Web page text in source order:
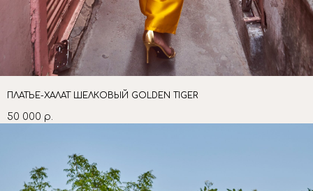
ПЛАТЬЕ-ХАЛАТ ШЕЛКОВЫЙ GOLDEN TIGER
50 000 р.